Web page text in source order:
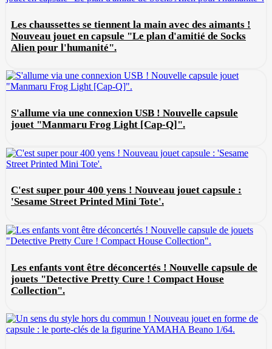
Les chaussettes se tiennent la main avec des aimants !
Nouveau jouet en capsule "Le plan d'amitié de Socks
Alien pour l'humanité".
S'allume via une connexion USB ! Nouvelle capsule
jouet "Manmaru Frog Light [Cap-Q]".
C'est super pour 400 yens ! Nouveau jouet capsule :
'Sesame Street Printed Mini Tote'.
Les enfants vont être déconcertés ! Nouvelle capsule de
jouets "Detective Pretty Cure ! Compact House
Collection".